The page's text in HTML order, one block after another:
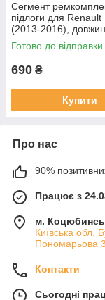
Сегмент
підлоги для
(2013-2016),
ширина 18,5 см
Готово до відправки
690 ₴
Купити
Про нас
90%
Працює з
м.
Київська обл,
Пономарьова
Контакти
Сьогодні